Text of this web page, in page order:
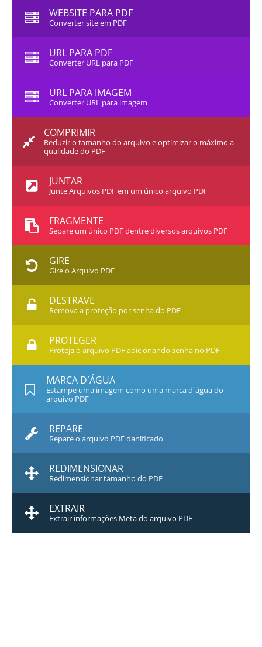
WEBSITE PARA PDF
Converter site em PDF
URL PARA PDF
Converter URL para PDF
URL PARA IMAGEM
Converter URL para imagem
COMPRIMIR
Reduzir o tamanho do arquivo e optimizar o máximo a
qualidade do PDF
JUNTAR
Junte Arquivos PDF em um único arquivo PDF
FRAGMENTE
Separe um único PDF dentre diversos arquivos PDF
GIRE
Gire o Arquivo PDF
DESTRAVE
Remova a proteção por senha do PDF
PROTEGER
Proteja o arquivo PDF adicionando senha no PDF
MARCA D`ÁGUA
Estampe uma imagem como uma marca d`água do
arquivo PDF
REPARE
Repare o arquivo PDF danificado
REDIMENSIONAR
Redimensionar tamanho do PDF
EXTRAIR
Extrair informações Meta do arquivo PDF